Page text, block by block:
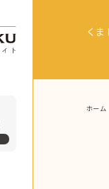
くま
ホーム